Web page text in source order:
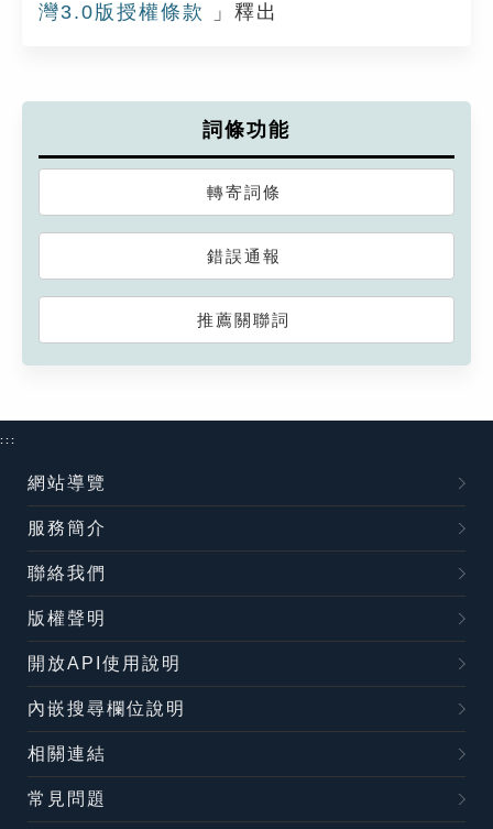
灣3.0版授權條款
」釋出
詞條功能
轉寄詞條
錯誤通報
推薦關聯詞
:::
網站導覽
服務簡介
聯絡我們
版權聲明
開放API使用說明
內嵌搜尋欄位說明
相關連結
常見問題